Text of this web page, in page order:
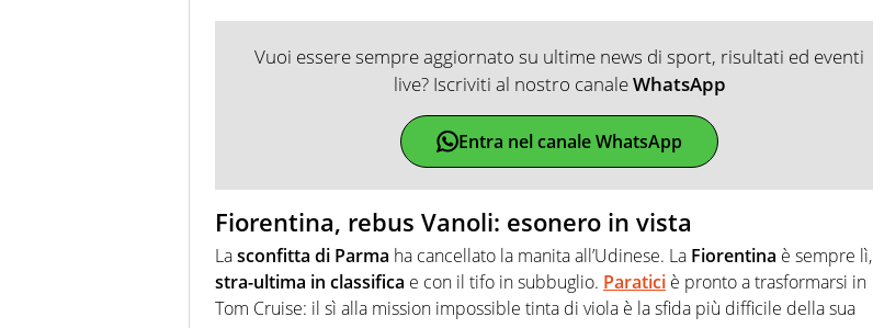
Vuoi essere sempre aggiornato su ultime news di sport, risultati ed eventi
live? Iscriviti al nostro canaleWhatsApp
Entra nel canale WhatsApp
Fiorentina, rebus Vanoli: esonero in vista
Lasconfitta di Parma ha cancellato la manita all’Udinese. La Fiorentina è sempre lì,
stra-ultima in classifica e con il tifo in subbuglio. Paratici è pronto a trasformarsi in
Tom Cruise: il sì alla mission impossible tinta di viola è la sfida più difficile della sua